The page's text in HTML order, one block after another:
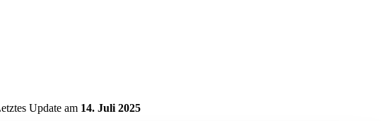
Update am 14. Juli 2025